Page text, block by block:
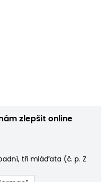
zlepšit online
tři mláďata (č. p. Z